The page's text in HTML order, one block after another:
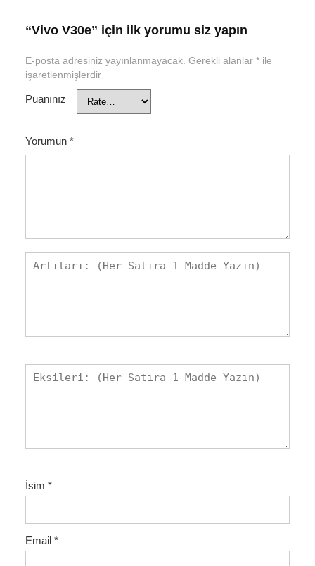
“Vivo V30e” için ilk yorumu siz yapın
E-posta adresiniz yayınlanmayacak. Gerekli alanlar * ile
işaretlenmişlerdir
Puanınız
Yorumun *
İsim *
Email *